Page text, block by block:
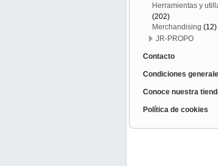
Herramientas y
(202)
Merchandising (12)
JR-PROPO
Contacto
Condiciones
Conoce nuestra
Política de cookies